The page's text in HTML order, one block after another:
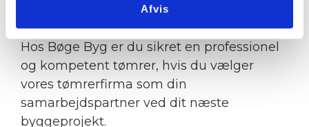
Afvis
at udføre opgaven for dig – du kan bare
læne dig tilbage, og lade os klare resten!
Hos Bøge Byg er du sikret en professionel
og kompetent tømrer, hvis du vælger
vores tømrerfirma som din
samarbejdspartner ved dit næste
byggeprojekt.